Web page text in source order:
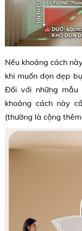
Nếu khoảng cách
khi muốn dọn dẹp
Đối với những mẫu
khoảng cách này
(thường là cộng